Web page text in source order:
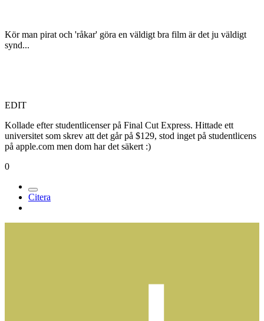
Kör man pirat och 'råkar' göra en väldigt bra film är det ju väldigt
synd...
EDIT
Kollade efter studentlicenser på Final Cut Express. Hittade ett
universitet som skrev att det går på $129, stod inget på studentlicens
på apple.com men dom har det säkert :)
0
Citera